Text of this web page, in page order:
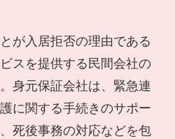
が入居拒否の理由である
スを提供する民間会社の
身元保証会社は、緊急連
に関する手続きのサポー
死後事務の対応などを包